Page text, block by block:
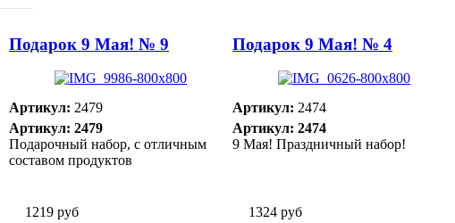
1219 руб
Подарок 9 Мая! № 9
Артикул: 2479
Артикул: 2479
Подарочный набор, с отличным
составом продуктов
1324 руб
Подарок 9 Мая! № 4
Артикул: 2474
Артикул: 2474
9 Мая! Праздничный набор!